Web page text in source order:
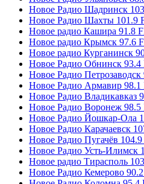
Новое Радио Шадринск
Новое Радио Шахты 101.9
Новое радио Кашира 91.8
Новое радио Крымск 97.6
Новое радио Курганинск
Новое Радио Обнинск 93.4
Новое Радио
Новое Радио Армавир 98.1
Новое Радио Владикавказ
Новое Радио Воронеж 98.5
Новое Радио Йошкар-Ола
Новое Радио Карачаевск
Новое Радио Пугачёв
Новое Радио Усть-Илимск
Новое радио Тирасполь
Новое Радио Кемерово